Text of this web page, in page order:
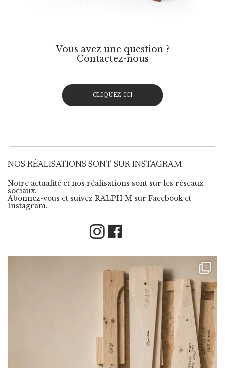
Vous avez une question ?
Contactez-nous
CLIQUEZ-ICI
NOS RÉALISATIONS SONT SUR INSTAGRAM
Notre actualité et nos réalisations sont sur les réseaux
sociaux.
Abonnez-vous et suivez RALPH M sur Facebook et
Instagram.
Instagram